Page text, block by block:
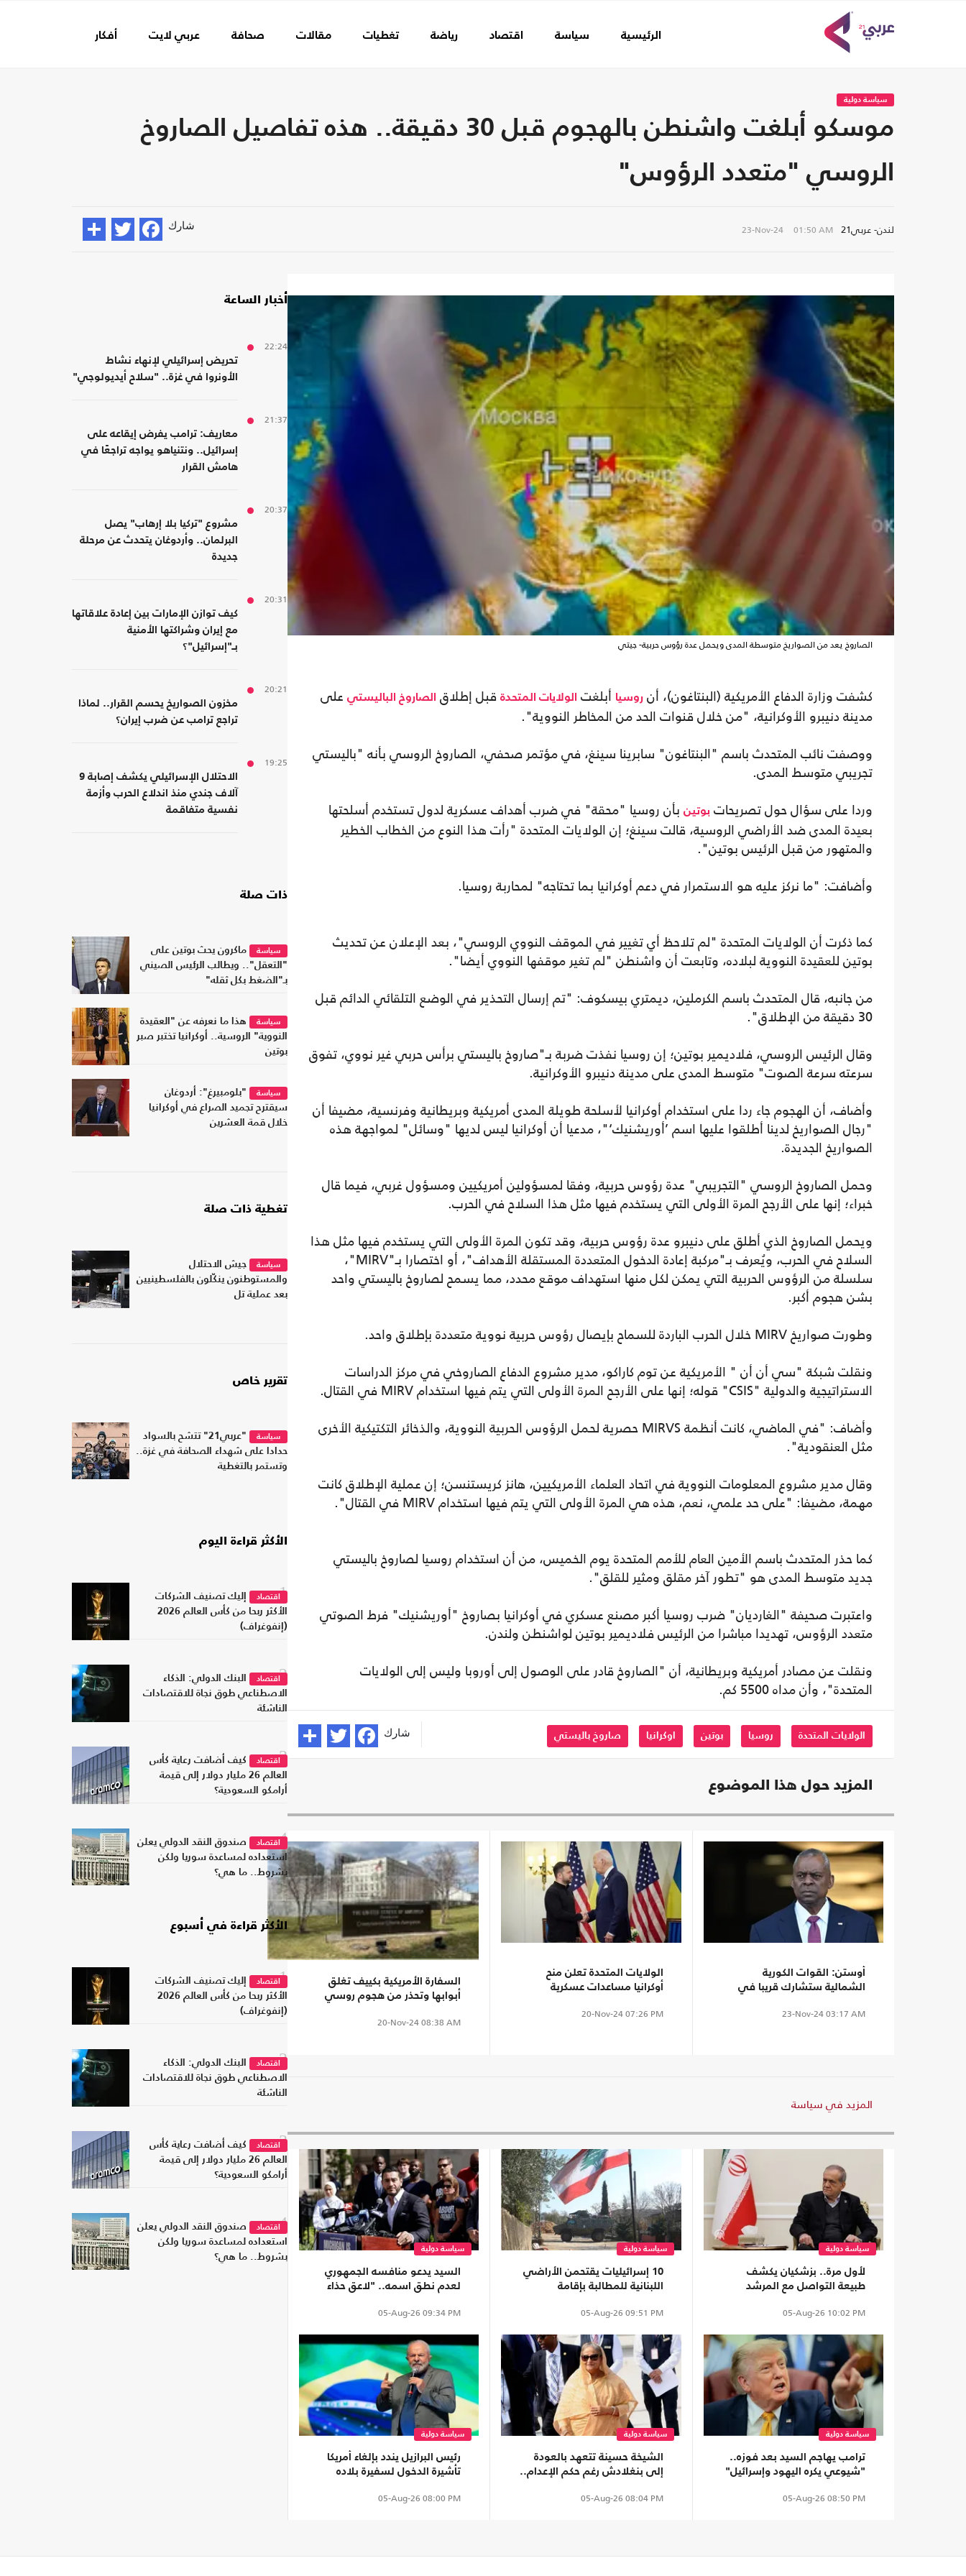
الرئيسية سياسة اقتصاد رياضة تغطيات مقالات صحافة عربي لايت أفكار
سياسة دولية
موسكو أبلغت واشنطن بالهجوم قبل 30 دقيقة.. هذه تفاصيل الصاروخ
الروسي "متعدد الرؤوس"
لندن- عربي21 23-Nov-24 01:50 AM شارك
الصاروخ يعد من الصواريخ متوسطة المدى ويحمل عدة رؤوس حربية- جيتي
كشفت وزارة الدفاع الأمريكية (البنتاغون)، أن روسيا أبلغت الولايات المتحدة قبل إطلاق الصاروخ الباليستي على
مدينة دنيبرو الأوكرانية، "من خلال قنوات الحد من المخاطر النووية".
ووصفت نائب المتحدث باسم "البنتاغون" سابرينا سينغ، في مؤتمر صحفي، الصاروخ الروسي بأنه "باليستي
تجريبي متوسط المدى.
وردا على سؤال حول تصريحات بوتين بأن روسيا "محقة" في ضرب أهداف عسكرية لدول تستخدم أسلحتها
بعيدة المدى ضد الأراضي الروسية، قالت سينغ؛ إن الولايات المتحدة "رأت هذا النوع من الخطاب الخطير
والمتهور من قبل الرئيس بوتين".
وأضافت: "ما نركز عليه هو الاستمرار في دعم أوكرانيا بما تحتاجه" لمحاربة روسيا.
كما ذكرت أن الولايات المتحدة "لم تلاحظ أي تغيير في الموقف النووي الروسي"، بعد الإعلان عن تحديث
بوتين للعقيدة النووية لبلاده، وتابعت أن واشنطن "لم تغير موقفها النووي أيضا".
من جانبه، قال المتحدث باسم الكرملين، ديمتري بيسكوف: "تم إرسال التحذير في الوضع التلقائي الدائم قبل
30 دقيقة من الإطلاق".
وقال الرئيس الروسي، فلاديمير بوتين؛ إن روسيا نفذت ضربة بـ"صاروخ باليستي برأس حربي غير نووي، تفوق
سرعته سرعة الصوت" متوسط المدى على مدينة دنيبرو الأوكرانية.
وأضاف، أن الهجوم جاء ردا على استخدام أوكرانيا لأسلحة طويلة المدى أمريكية وبريطانية وفرنسية، مضيفا أن
"رجال الصواريخ لدينا أطلقوا عليها اسم ’أوريشنيك‘"، مدعيا أن أوكرانيا ليس لديها "وسائل" لمواجهة هذه
الصواريخ الجديدة.
وحمل الصاروخ الروسي "التجريبي" عدة رؤوس حربية، وفقا لمسؤولين أمريكيين ومسؤول غربي، فيما قال
خبراء؛ إنها على الأرجح المرة الأولى التي يستخدم فيها مثل هذا السلاح في الحرب.
ويحمل الصاروخ الذي أطلق على دنيبرو عدة رؤوس حربية، وقد تكون المرة الأولى التي يستخدم فيها مثل هذا
السلاح في الحرب، ويُعرف بـ"مركبة إعادة الدخول المتعددة المستقلة الأهداف"، أو اختصارا بـ"MIRV"،
سلسلة من الرؤوس الحربية التي يمكن لكل منها استهداف موقع محدد، مما يسمح لصاروخ باليستي واحد
بشن هجوم أكبر.
وطورت صواريخ MIRV خلال الحرب الباردة للسماح بإيصال رؤوس حربية نووية متعددة بإطلاق واحد.
ونقلت شبكة "سي أن أن " الأمريكية عن توم كاراكو، مدير مشروع الدفاع الصاروخي في مركز الدراسات
الاستراتيجية والدولية "CSIS" قوله؛ إنها على الأرجح المرة الأولى التي يتم فيها استخدام MIRV في القتال.
وأضاف: "في الماضي، كانت أنظمة MIRVS حصرية لحمل الرؤوس الحربية النووية، والذخائر التكتيكية الأخرى
مثل العنقودية".
وقال مدير مشروع المعلومات النووية في اتحاد العلماء الأمريكيين، هانز كريستنسن؛ إن عملية الإطلاق كانت
مهمة، مضيفا: "على حد علمي، نعم، هذه هي المرة الأولى التي يتم فيها استخدام MIRV في القتال".
كما حذر المتحدث باسم الأمين العام للأمم المتحدة يوم الخميس، من أن استخدام روسيا لصاروخ باليستي
جديد متوسط المدى هو "تطور آخر مقلق ومثير للقلق".
واعتبرت صحيفة "الغارديان" ضرب روسيا أكبر مصنع عسكري في أوكرانيا بصاروخ "أوريشنيك" فرط الصوتي
متعدد الرؤوس، تهديدا مباشرا من الرئيس فلاديمير بوتين لواشنطن ولندن.
ونقلت عن مصادر أمريكية وبريطانية، أن "الصاروخ قادر على الوصول إلى أوروبا وليس إلى الولايات
المتحدة"، وأن مداه 5500 كم.
الولايات المتحدة روسيا بوتين اوكرانيا صاروخ باليستي شارك
المزيد حول هذا الموضوع
أوستن: القوات الكورية
الشمالية ستشارك قريبا في
23-Nov-2403:17 AM
الولايات المتحدة تعلن منح
أوكرانيا مساعدات عسكرية
20-Nov-2407:26 PM
السفارة الأمريكية بكييف تغلق
أبوابها وتحذر من هجوم روسي
20-Nov-2408:38 AM
المزيد في سياسة
سياسة دولية
لأول مرة.. بزشكيان يكشف
طبيعة التواصل مع المرشد
05-Aug-26 10:02 PM
سياسة دولية
10 إسرائيليات يقتحمن الأراضي
اللبنانية للمطالبة بإقامة
05-Aug-26 09:51 PM
سياسة دولية
السيد يدعو منافسه الجمهوري
لعدم نطق اسمه.. "لاعق حذاء
05-Aug-26 09:34 PM
سياسة دولية
ترامب يهاجم السيد بعد فوزه..
"شيوعي يكره اليهود وإسرائيل"
05-Aug-26 08:50 PM
سياسة دولية
الشيخة حسينة تتعهد بالعودة
إلى بنغلادش رغم حكم الإعدام..
05-Aug-26 08:04 PM
سياسة دولية
رئيس البرازيل يندد بإلغاء أمريكا
تأشيرة الدخول لسفيرة بلاده
05-Aug-26 08:00 PM
أخبار الساعة
22:24
تحريض إسرائيلي لإنهاء نشاط
الأونروا في غزة.. "سلاح أيديولوجي"
21:37
معاريف: ترامب يفرض إيقاعه على
إسرائيل.. ونتنياهو يواجه تراجعًا في
هامش القرار
20:37
مشروع "تركيا بلا إرهاب" يصل
البرلمان.. وأردوغان يتحدث عن مرحلة
جديدة
20:31
كيف توازن الإمارات بين إعادة علاقاتها
مع إيران وشراكتها الأمنية
بـ"إسرائيل"؟
20:21
مخزون الصواريخ يحسم القرار.. لماذا
تراجع ترامب عن ضرب إيران؟
19:25
الاحتلال الإسرائيلي يكشف إصابة 9
آلاف جندي منذ اندلاع الحرب وأزمة
نفسية متفاقمة
ذات صلة
سياسة
ماكرون يحث بوتين على
"التعقل".. ويطالب الرئيس الصيني
بـ"الضغط بكل ثقله"
سياسة
هذا ما نعرفه عن "العقيدة
النووية" الروسية.. أوكرانيا تختبر صبر
بوتين
سياسة
"بلومبيرغ": أردوغان
سيقترح تجميد الصراع في أوكرانيا
خلال قمة العشرين
تغطية ذات صلة
سياسة
جيش الاحتلال
والمستوطنون ينكّلون بالفلسطينيين
بعد عملية تل
تقرير خاص
سياسة
"عربي21" تتشح بالسواد
حدادا على شهداء الصحافة في غزة..
وتستمر بالتغطية
الأكثر قراءة اليوم
1اقتصاد
إليك تصنيف الشركات
الأكثر ربحا من كأس العالم 2026
(إنفوغراف)
2اقتصاد
البنك الدولي: الذكاء
الاصطناعي طوق نجاة للاقتصادات
الناشئة
3اقتصاد
كيف أضافت رعاية كأس
العالم 26 مليار دولار إلى قيمة
أرامكو السعودية؟
4اقتصاد
صندوق النقد الدولي يعلن
استعداده لمساعدة سوريا ولكن
بشروط.. ما هي؟
الأكثر قراءة في أسبوع
1اقتصاد
إليك تصنيف الشركات
الأكثر ربحا من كأس العالم 2026
(إنفوغراف)
2اقتصاد
البنك الدولي: الذكاء
الاصطناعي طوق نجاة للاقتصادات
الناشئة
3اقتصاد
كيف أضافت رعاية كأس
العالم 26 مليار دولار إلى قيمة
أرامكو السعودية؟
4اقتصاد
صندوق النقد الدولي يعلن
استعداده لمساعدة سوريا ولكن
بشروط.. ما هي؟